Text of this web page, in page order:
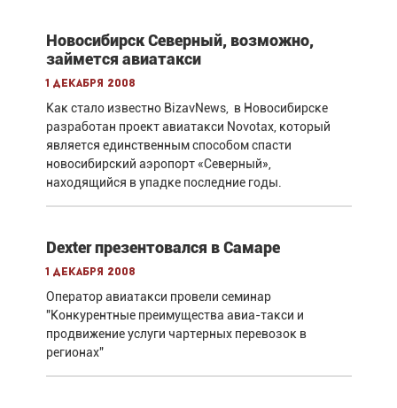
Новосибирск Северный, возможно,
займется авиатакси
1 декабря 2008
Как стало известно BizavNews, в Новосибирске
разработан проект авиатакси Novotax, который
является единственным способом спасти
новосибирский аэропорт «Северный»,
находящийся в упадке последние годы.
Dexter презентовался в Cамаре
1 декабря 2008
Оператор авиатакси провели семинар
"Конкурентные преимущества авиа-такси и
продвижение услуги чартерных перевозок в
регионах"